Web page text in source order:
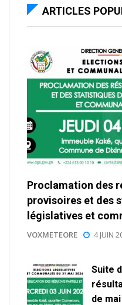
ARTICLES
Proclamation des
provisoires et des
législatives et
VOXMETEORE 4 JUIN
Suite
de